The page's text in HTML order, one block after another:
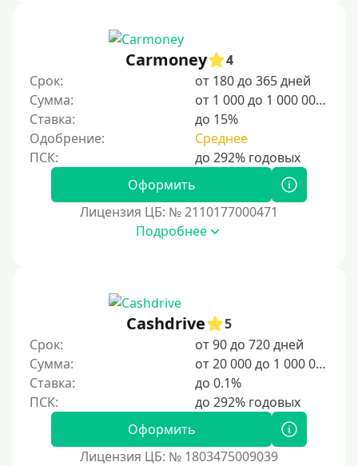
особенностями и системой здравоохранения страны.
Для граждан Узбекистана, проживающих за рубежом
Для граждан СНГ
Сумма (рублей)
100 руб
2000 руб
2500 руб
3000 руб
5000 руб
Carmoney
4
Срок:
от 180 до 365 дней
Сумма:
от 1 000 до 1 000 000 ₽
Ставка:
до 15%
Одобрение:
Среднее
Оформить
Лицензия ЦБ: № 2110177000471
Подробнее
Cashdrive
5
Срок:
от 90 до 720 дней
Сумма:
от 20 000 до 1 000 000 ₽
Ставка:
до 0.1%
Оформить
Лицензия ЦБ: № 1803475009039